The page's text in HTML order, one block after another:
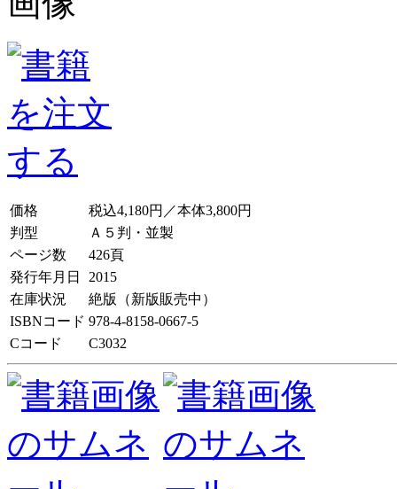
価格
税込4,180円／本体3,800円
判型
Ａ５判・並製
ページ数
426頁
発行年月日
2015
在庫状況
絶版（新版販売中）
ISBNコード 978-4-8158-0667-5
Cコード
C3032